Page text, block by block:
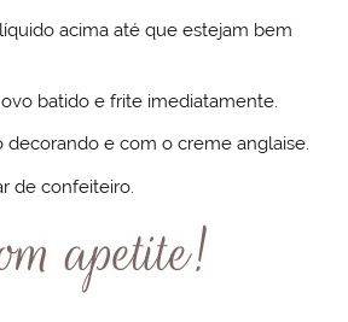
acima até que estejam bem
batido e frite imediatamente.
decorando e com o creme anglaise.
de confeiteiro.